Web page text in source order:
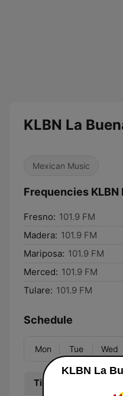
KLBN La
Mexican Music
Frequencies KLBN
Fresno: 101.9 FM
Madera: 101.9 FM
Mariposa: 101.9 FM
Merced: 101.9 FM
Tulare: 101.9 FM
Schedule
Mon Tue Wed
Time